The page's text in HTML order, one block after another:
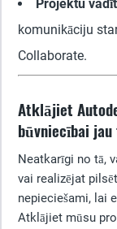
Projektu
komunikāciju
Collaborate.
Atklājiet
būvniecībai jau
Neatkarīgi no tā,
vai realizējat
nepieciešami, lai
Atklājiet mūsu